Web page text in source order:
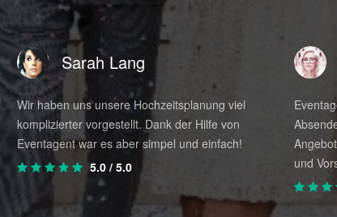
Sarah Lang
Wir haben uns unsere Hochzeitsplanung viel
komplizierter vorgestellt. Dank der Hilfe von
Eventagent war es aber simpel und einfach!
5.0 / 5.0
und